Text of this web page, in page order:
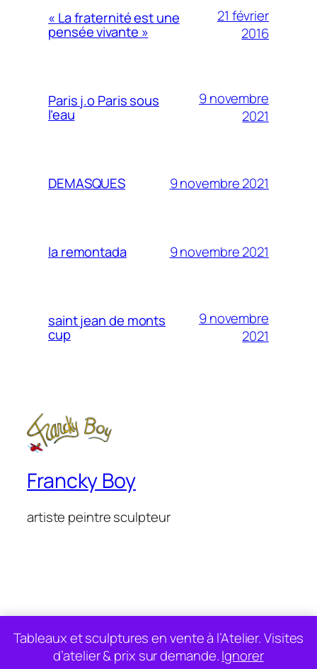
Tableaux et sculptures en vente à l’Atelier. Visites
d’atelier & prix sur demande.Ignorer
« La fraternité est une
pensée vivante »
21 février
2016
Paris j.o Paris sous
l’eau
9 novembre
2021
DEMASQUES 9 novembre 2021
la remontada 9 novembre 2021
saint jean de monts
cup
9 novembre
2021
Francky Boy
artiste peintre sculpteur
site réalisé amicalement pour Francky Boy parWebSteem